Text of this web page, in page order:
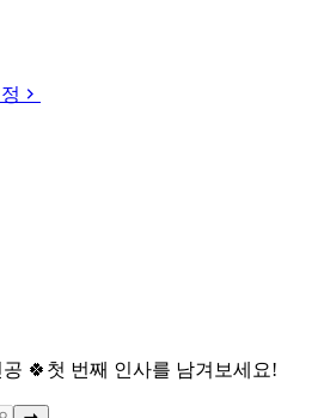
🍀 첫 번째 인사를 남겨보세요!